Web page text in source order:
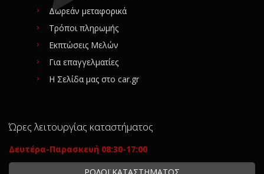
Δωρεάν μεταφορικά
Τρόποι πληρωμής
Εκπτώσεις Μελών
Για επαγγελματίες
Η Σελίδα μας στο car.gr
Ώρες λειτουργίας καταστήματος
Δευτέρα-Παρασκευή 08:30-17:00
ΡΟΛΟΪ ΚΑΤΑΣΤΗΜΑΤΟΣ